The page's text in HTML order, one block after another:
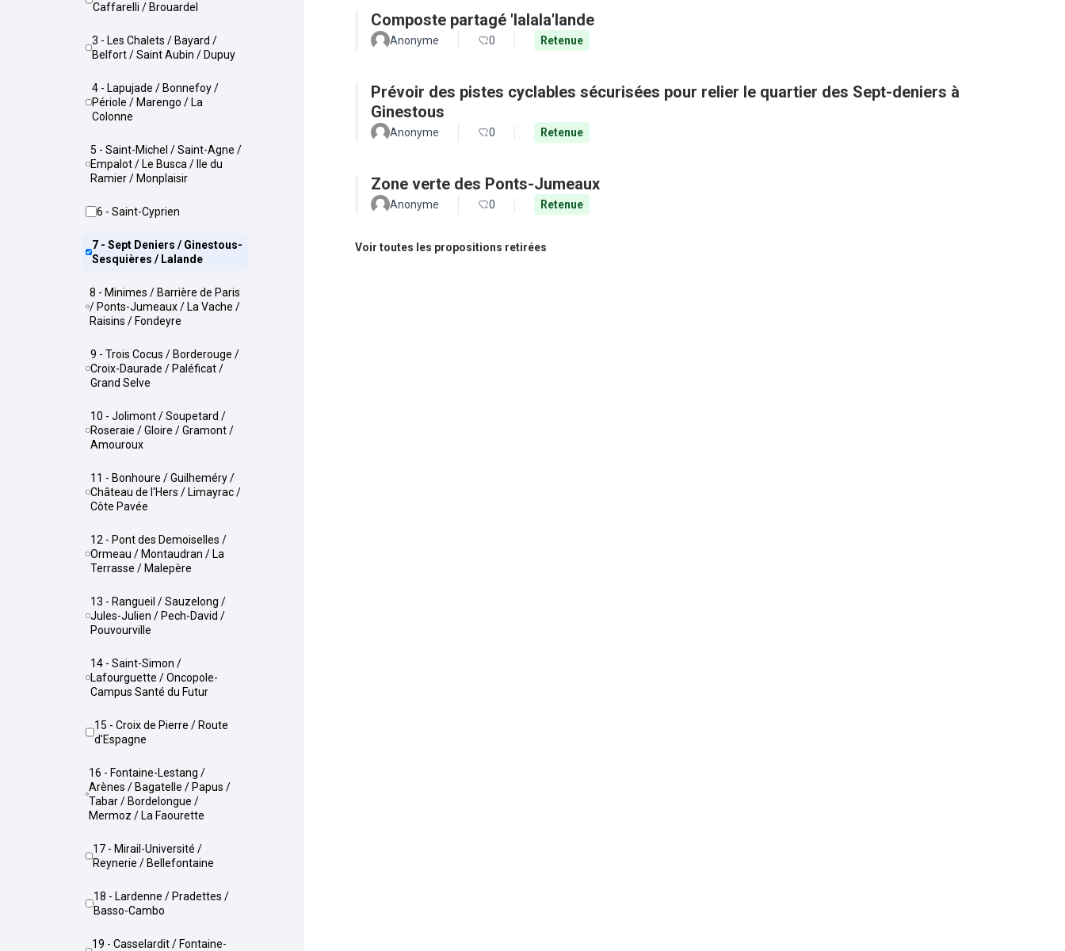
Caffarelli / Brouardel
3 - Les Chalets / Bayard /
Belfort / Saint Aubin / Dupuy
4 - Lapujade / Bonnefoy /
Périole / Marengo / La
Colonne
5 - Saint-Michel / Saint-Agne /
Empalot / Le Busca / Ile du
Ramier / Monplaisir
6 - Saint-Cyprien
7 - Sept Deniers / Ginestous-
Sesquières / Lalande
8 - Minimes / Barrière de Paris
/ Ponts-Jumeaux / La Vache /
Raisins / Fondeyre
9 - Trois Cocus / Borderouge /
Croix-Daurade / Paléficat /
Grand Selve
10 - Jolimont / Soupetard /
Roseraie / Gloire / Gramont /
Amouroux
11 - Bonhoure / Guilheméry /
Château de l'Hers / Limayrac /
Côte Pavée
12 - Pont des Demoiselles /
Ormeau / Montaudran / La
Terrasse / Malepère
13 - Rangueil / Sauzelong /
Jules-Julien / Pech-David /
Pouvourville
14 - Saint-Simon /
Lafourguette / Oncopole-
Campus Santé du Futur
15 - Croix de Pierre / Route
d'Espagne
16 - Fontaine-Lestang /
Arènes / Bagatelle / Papus /
Tabar / Bordelongue /
Mermoz / La Faourette
17 - Mirail-Université /
Reynerie / Bellefontaine
18 - Lardenne / Pradettes /
Basso-Cambo
19 - Casselardit / Fontaine-
Composte partagé 'lalala'lande
Anonyme 0 Retenue
Prévoir des pistes cyclables sécurisées pour relier le quartier des Sept-deniers à
Ginestous
Anonyme 0 Retenue
Zone verte des Ponts-Jumeaux
Anonyme 0 Retenue
Voir toutes les propositions retirées